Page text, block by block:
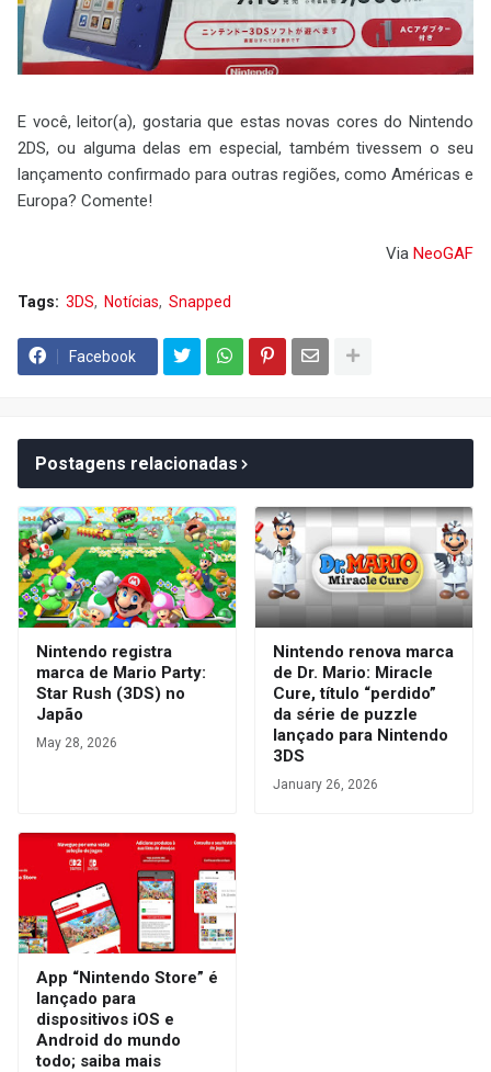
E você, leitor(a), gostaria que estas novas cores do Nintendo
2DS, ou alguma delas em especial, também tivessem o seu
lançamento confirmado para outras regiões, como Américas e
Europa? Comente!
Via NeoGAF
Tags: 3DS Notícias Snapped
Facebook
Postagens relacionadas
Nintendo registra
marca de Mario Party:
Star Rush (3DS) no
Japão
May 28, 2026
Nintendo renova marca
de Dr. Mario: Miracle
Cure, título “perdido”
da série de puzzle
lançado para Nintendo
3DS
January 26, 2026
App “Nintendo Store” é
lançado para
dispositivos iOS e
Android do mundo
todo; saiba mais